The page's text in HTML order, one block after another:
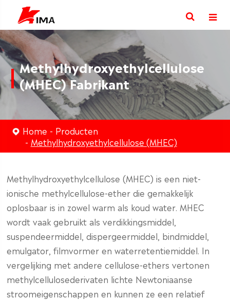
Methylhydroxyethylcellulose
(MHEC) Fabrikant
Home
Producten
Methylhydroxyethylcellulose (MHEC)
Methylhydroxyethylcellulose (MHEC) is een niet-
ionische methylcellulose-ether die gemakkelijk
oplosbaar is in zowel warm als koud water. MHEC
wordt vaak gebruikt als verdikkingsmiddel,
suspendeermiddel, dispergeermiddel, bindmiddel,
emulgator, filmvormer en waterretentiemiddel. In
vergelijking met andere cellulose-ethers vertonen
methylcellulosederivaten lichte Newtoniaanse
stroomeigenschappen en kunnen ze een relatief